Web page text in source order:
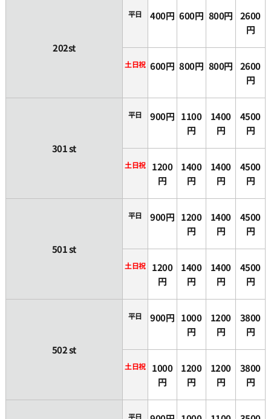
202st
平日 400円 600円 800円
2600
円
土日祝 600円 800円 800円
2600
円
301 st
平日 900円 1100
円
1400
円
4500
円
土日祝
1200
円
1400
円
1400
円
4500
円
501 st
平日 900円 1200
円
1400
円
4500
円
土日祝
1200
円
1400
円
1400
円
4500
円
502 st
平日 900円 1000
円
1200
円
3800
円
土日祝
1000
円
1200
円
1200
円
3800
円
平日